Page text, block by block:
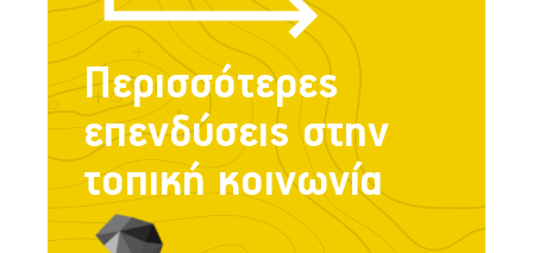
Περισσότερες
επενδύσεις στην
τοπική κοινωνία